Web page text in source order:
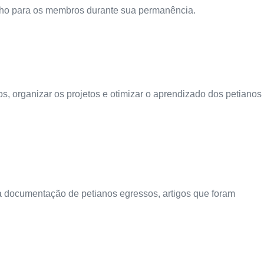
para os membros durante sua permanência.
organizar os projetos e otimizar o aprendizado dos petianos
de petianos egressos, artigos que foram